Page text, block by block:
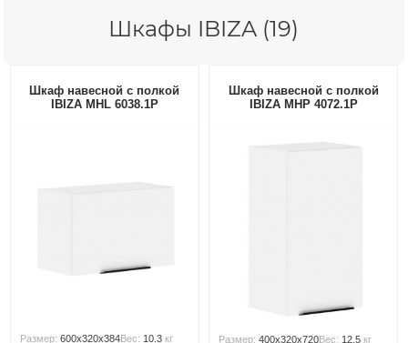
Шкафы IBIZA (19)
Шкаф навесной с полкой
IBIZA MHL 6038.1P
Размер:600x320x384Вес: 10.3 кг
Шкаф навесной с полкой
IBIZA MHP 4072.1P
Размер:400x320x720Вес: 12.5 кг